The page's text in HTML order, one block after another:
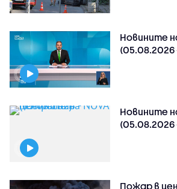
Новините
(05.08.2026
Новините
Пожар в